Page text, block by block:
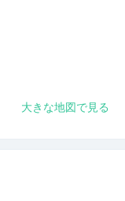
大きな地図で見る